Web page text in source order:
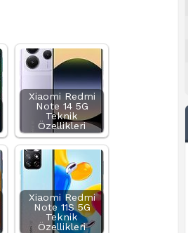
Xiaomi Redmi
Note 14 5G
Teknik
Özellikleri
Xiaomi Redmi
Note 11S 5G
Teknik
Özellikleri